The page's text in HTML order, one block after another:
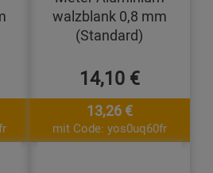
walzblank 0,8 mm
(Standard)
14,10 €
13,26 €
mit Code: yos0uq60fr